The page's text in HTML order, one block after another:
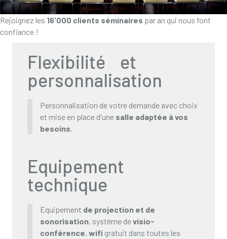
Rejoignez les 16'000 clients séminaires par an qui nous font
confiance !
Flexibilité et
personnalisation
Personnalisation de votre demande avec choix
et mise en place d'une salle adaptée à vos
besoins.
Equipement
technique
Equipement de projection et de
sonorisation, système devisio-
conférence, wifi gratuit dans toutes les